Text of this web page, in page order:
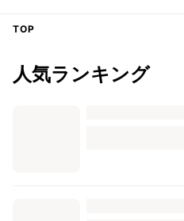
TOP
人気ランキング